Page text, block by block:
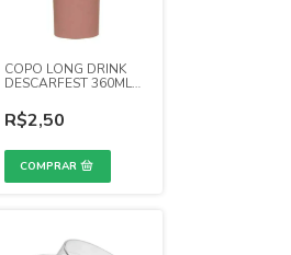
COPO LONG DRINK
DESCARFEST 360ML
R$2,50